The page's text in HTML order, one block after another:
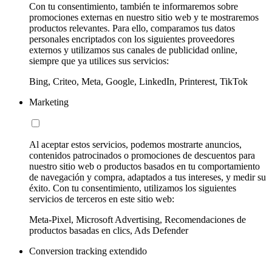
Con tu consentimiento, también te informaremos sobre
promociones externas en nuestro sitio web y te mostraremos
productos relevantes. Para ello, comparamos tus datos
personales encriptados con los siguientes proveedores
externos y utilizamos sus canales de publicidad online,
siempre que ya utilices sus servicios:
Bing, Criteo, Meta, Google, LinkedIn, Printerest, TikTok
Marketing
Al aceptar estos servicios, podemos mostrarte anuncios,
contenidos patrocinados o promociones de descuentos para
nuestro sitio web o productos basados en tu comportamiento
de navegación y compra, adaptados a tus intereses, y medir su
éxito. Con tu consentimiento, utilizamos los siguientes
servicios de terceros en este sitio web:
Meta-Pixel, Microsoft Advertising, Recomendaciones de
productos basadas en clics, Ads Defender
Conversion tracking extendido